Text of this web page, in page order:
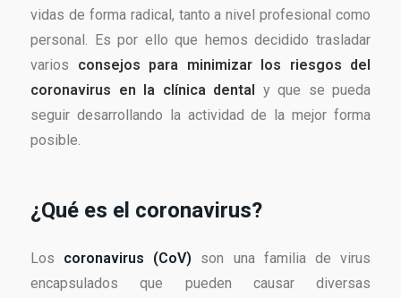
vidas de forma radical, tanto a nivel profesional como
personal. Es por ello que hemos decidido trasladar
varios consejos para minimizar los riesgos del
coronavirus en la clínica dental
y que se pueda
seguir desarrollando la actividad de la mejor forma
posible.
¿Qué es el coronavirus?
Los coronavirus (CoV) son una familia de virus
encapsulados que pueden causar diversas